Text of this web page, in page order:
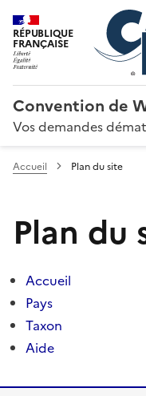
RÉPUBLIQUE
FRANÇAISE
Convention de
Vos demandes
Accueil Plan du site
Plan du
Accueil
Pays
Taxon
Aide